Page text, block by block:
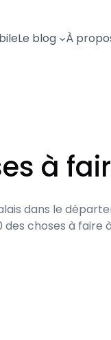
Le blog À
à
dans le
choses à